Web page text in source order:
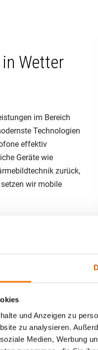
und Anzeigen zu
zu analysieren.
Medien, Werbung
Wetter
im Bereich
Technologien
effektiv
Geräte wie
zurück,
wir mobile
im Abhörschutz
und der
Signale. So schaffen
Daten.